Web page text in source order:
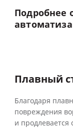
Подробнее
Плавный
Благодаря
повреждения
и продлевается